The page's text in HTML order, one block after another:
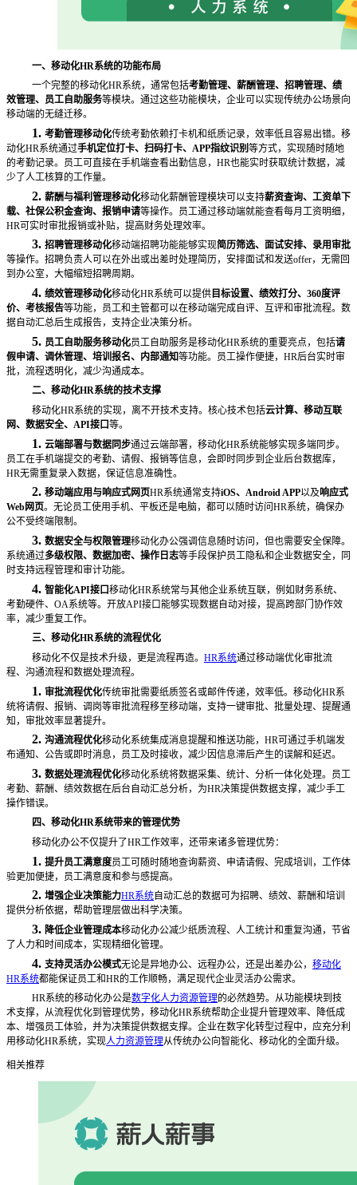
一、移动化HR系统的功能布局
一个完整的移动化HR系统，通常包括考勤管理、薪酬管理、招聘管理、绩
效管理、员工自助服务等模块。通过这些功能模块，企业可以实现传统办公场景向
移动端的无缝迁移。
1. 考勤管理移动化传统考勤依赖打卡机和纸质记录，效率低且容易出错。移
动化HR系统通过手机定位打卡、扫码打卡、 APP指纹识别等方式，实现随时随地
的考勤记录。员工可直接在手机端查看出勤信息， HR也能实时获取统计数据，减
少了人工核算的工作量。
2. 薪酬与福利管理移动化移动化薪酬管理模块可以支持薪资查询、工资单下
载、社保公积金查询、报销申请等操作。员工通过移动端就能查看每月工资明细，
HR可实时审批报销或补贴，提高财务处理效率。
3. 招聘管理移动化移动端招聘功能能够实现简历筛选、面试安排、录用审批
等操作。招聘负责人可以在外出或出差时处理简历，安排面试和发送offer，无需回
到办公室，大幅缩短招聘周期。
4. 绩效管理移动化移动化HR系统可以提供 目标设置、绩效打分、 360度评
价、考核报告等功能，员工和主管都可以在移动端完成自评、互评和审批流程。数
据自动汇总后生成报告，支持企业决策分析。
5. 员工自助服务移动化员工自助服务是移动化HR系统的重要亮点，包括请
假申请、调休管理、培训报名、内部通知等功能。员工操作便捷， HR后台实时审
批，流程透明化，减少沟通成本。
二、移动化HR系统的技术支撑
移动化HR系统的实现，离不开技术支持。核心技术包括云计算、移动互联
网、数据安全、 API接口等。
1. 云端部署与数据同步通过云端部署，移动化HR系统能够实现多端同步。
员工在手机端提交的考勤、请假、报销等信息，会即时同步到企业后台数据库，
HR无需重复录入数据，保证信息准确性。
2. 移动端应用与响应式网页HR系统通常支持iOS、Android APP以及响应式
Web网页。无论员工使用手机、平板还是电脑，都可以随时访问 HR系统，确保办
公不受终端限制。
3. 数据安全与权限管理移动化办公强调信息随时访问，但也需要安全保障。
系统通过多级权限、数据加密、操作日志等手段保护员工隐私和企业数据安全，同
时支持远程管理和审计功能。
4. 智能化API接口移动化HR系统常与其他企业系统互联，例如财务系统、
考勤硬件、OA系统等。开放API接口能够实现数据自动对接，提高跨部门协作效
率，减少重复工作。
三、移动化HR系统的流程优化
移动化不仅是技术升级，更是流程再造。 HR系统通过移动端优化审批流
程、沟通流程和数据处理流程。
1. 审批流程优化传统审批需要纸质签名或邮件传递，效率低。移动化HR系
统将请假、报销、调岗等审批流程移至移动端，支持一键审批、批量处理、提醒通
知，审批效率显著提升。
2. 沟通流程优化移动化系统集成消息提醒和推送功能， HR可通过手机端发
布通知、公告或即时消息，员工及时接收，减少因信息滞后产生的误解和延迟。
3. 数据处理流程优化移动化系统将数据采集、统计、分析一体化处理。员工
考勤、薪酬、绩效数据在后台自动汇总分析，为HR决策提供数据支撑，减少手工
操作错误。
四、移动化HR系统带来的管理优势
移动化办公不仅提升了HR工作效率，还带来诸多管理优势：
1. 提升员工满意度员工可随时随地查询薪资、申请请假、完成培训，工作体
验更加便捷，员工满意度和参与感提高。
2. 增强企业决策能力HR系统自动汇总的数据可为招聘、绩效、薪酬和培训
提供分析依据，帮助管理层做出科学决策。
3. 降低企业管理成本移动化办公减少纸质流程、人工统计和重复沟通，节省
了人力和时间成本，实现精细化管理。
4. 支持灵活办公模式无论是异地办公、远程办公，还是出差办公， 移动化
HR系统都能保证员工和HR的工作顺畅，满足现代企业灵活办公需求。
HR系统的移动化办公是数字化人力资源管理的必然趋势。从功能模块到技
术支撑，从流程优化到管理优势，移动化HR系统帮助企业提升管理效率、降低成
本、增强员工体验，并为决策提供数据支撑。企业在数字化转型过程中，应充分利
用移动化HR系统，实现人力资源管理从传统办公向智能化、移动化的全面升级。
相关推荐